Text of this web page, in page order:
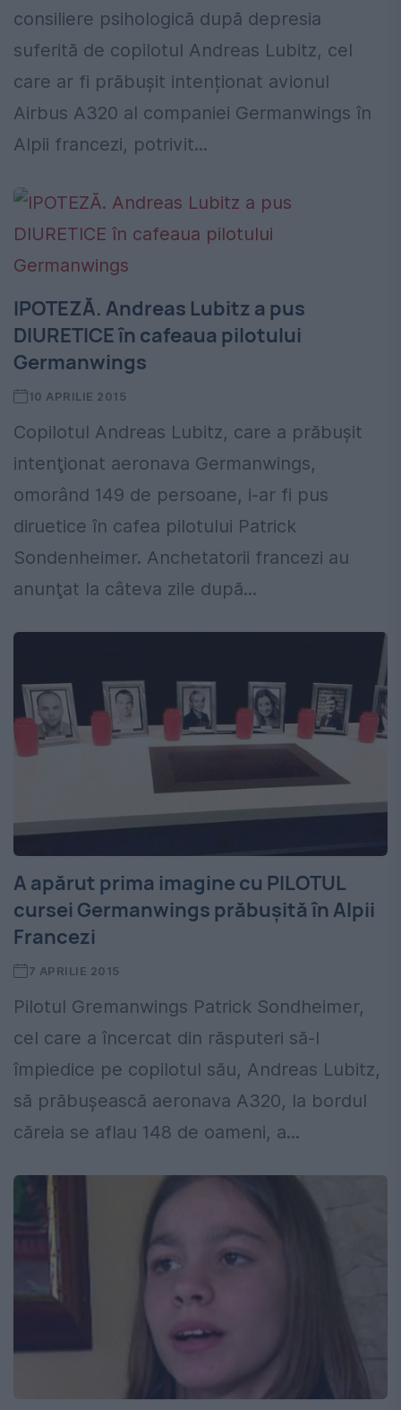
consiliere psihologică după depresia
suferită de copilotul Andreas Lubitz, cel
care ar fi prăbușit intenționat avionul
Airbus A320 al companiei Germanwings în
Alpii francezi, potrivit...
IPOTEZĂ. Andreas Lubitz a pus
DIURETICE în cafeaua pilotului
Germanwings
10 APRILIE 2015
Copilotul Andreas Lubitz, care a prăbuşit
intenţionat aeronava Germanwings,
omorând 149 de persoane, i-ar fi pus
diruetice în cafea pilotului Patrick
Sondenheimer. Anchetatorii francezi au
anunţat la câteva zile după...
A apărut prima imagine cu PILOTUL
cursei Germanwings prăbușită în Alpii
Francezi
7 APRILIE 2015
Pilotul Gremanwings Patrick Sondheimer,
cel care a încercat din răsputeri să-l
împiedice pe copilotul său, Andreas Lubitz,
să prăbușească aeronava A320, la bordul
căreia se aflau 148 de oameni, a...